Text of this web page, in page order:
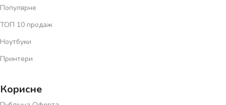
Популярне
ТОП 10 продаж
Ноутбуки
Принтери
Корисне